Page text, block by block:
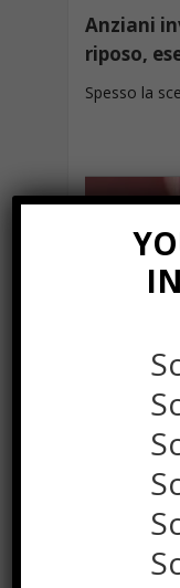
Anziani
riposo,
Spesso la
Prodotti
delle
creativo!
Quando
davvero un ...